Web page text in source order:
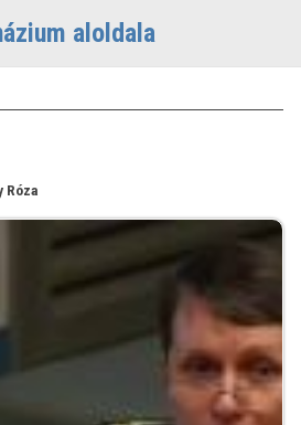
aloldala
Róza